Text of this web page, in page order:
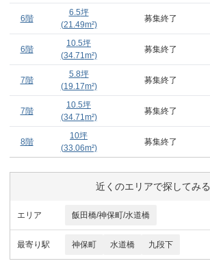
6階
6.5坪
(21.49m²)
募集終了
6階
10.5坪
(34.71m²)
募集終了
7階
5.8坪
(19.17m²)
募集終了
7階
10.5坪
(34.71m²)
募集終了
8階
10坪
(33.06m²)
募集終了
近くのエリアで探してみる
エリア 飯田橋/神保町/水道橋
最寄り駅 神保町 水道橋 九段下